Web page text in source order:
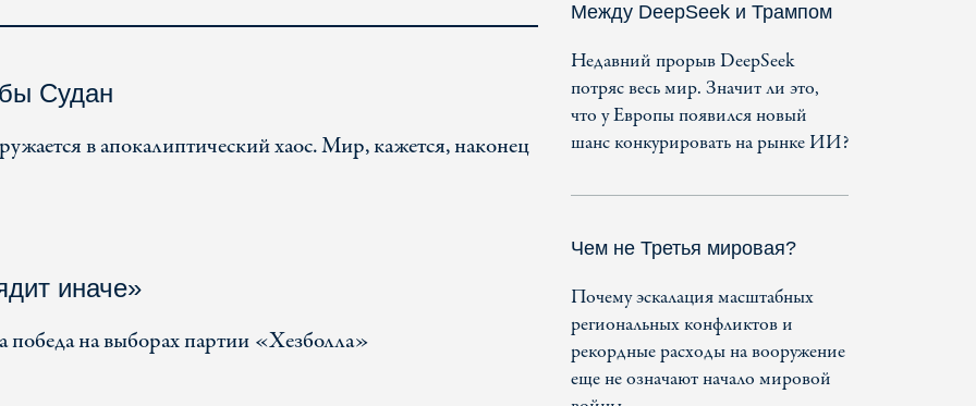
Судан
в апокалиптический хаос. Мир, кажется, наконец
иначе»
победа на выборах партии «Хезболла»
Между DeepSeek и Трампом
Недавний прорыв DeepSeek
потряс весь мир. Значит ли это,
что у Европы появился новый
шанс конкурировать на рынке ИИ?
Чем не Третья мировая?
Почему эскалация масштабных
региональных конфликтов и
рекордные расходы на вооружение
еще не означают начало мировой